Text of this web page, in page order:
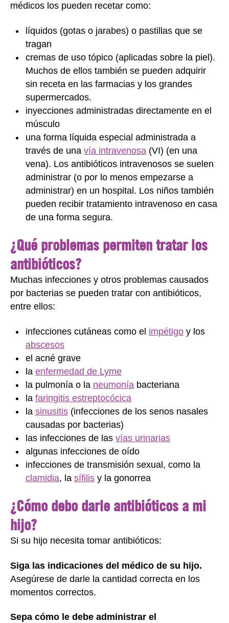
médicos los pueden recetar como:
líquidos (gotas o jarabes) o pastillas que se
tragan
cremas de uso tópico (aplicadas sobre la piel).
Muchos de ellos también se pueden adquirir
sin receta en las farmacias y los grandes
supermercados.
inyecciones administradas directamente en el
músculo
una forma líquida especial administrada a
través de una vía intravenosa (VI) (en una
vena). Los antibióticos intravenosos se suelen
administrar (o por lo menos empezarse a
administrar) en un hospital. Los niños también
pueden recibir tratamiento intravenoso en casa
de una forma segura.
¿Qué problemas permiten tratar los
antibióticos?
Muchas infecciones y otros problemas causados
por bacterias se pueden tratar con antibióticos,
entre ellos:
infecciones cutáneas como el impétigo y los
abscesos
el acné grave
la enfermedad de Lyme
la pulmonía o la neumonía bacteriana
la faringitis estreptocócica
la sinusitis (infecciones de los senos nasales
causadas por bacterias)
las infecciones de las vías urinarias
algunas infecciones de oído
infecciones de transmisión sexual, como la
clamidia, la sífilis y la gonorrea
¿Cómo debo darle antibióticos a mi
hijo?
Si su hijo necesita tomar antibióticos:
Siga las indicaciones del médico de su hijo.
Asegúrese de darle la cantidad correcta en los
momentos correctos.
Sepa cómo le debe administrar el